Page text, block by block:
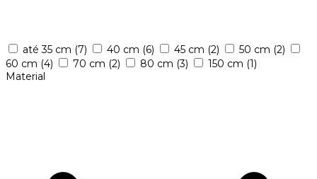
até 35 cm (7) 40 cm (6) 45 cm (2) 50 cm (2)
60 cm (4) 70 cm (2) 80 cm (3) 150 cm (1)
Material